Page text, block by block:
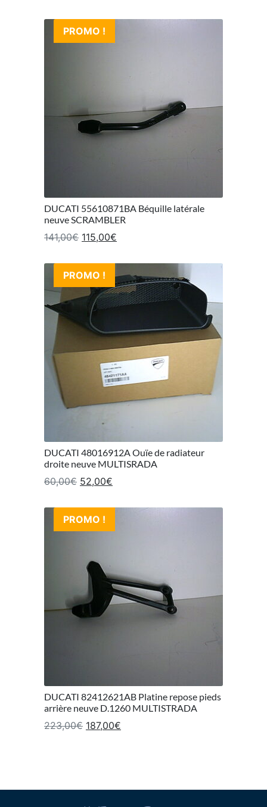
PROMO !
DUCATI 55610871BA Béquille latérale
neuve SCRAMBLER
141,00€ Le prix initial était : 141,00€.
115,00€
PROMO !
DUCATI 48016912A Ouïe de radiateur
droite neuve MULTISRADA
60,00€ Le prix initial était : 60,00€.
52,00€
PROMO !
DUCATI 82412621AB Platine repose pieds
arrière neuve D.1260 MULTISTRADA
223,00€ Le prix initial était : 223,00€.
187,00€